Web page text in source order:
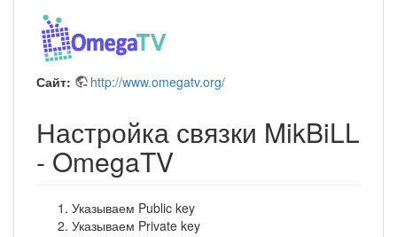
Сайт: http://www.omegatv.org/
Настройка связки MikBiLL
- OmegaTV
Указываем Public key
Указываем Private key